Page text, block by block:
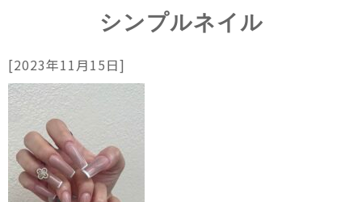
シンプルネイル
[2023年11月15日]